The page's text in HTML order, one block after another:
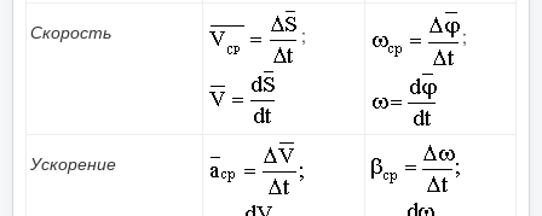
Скорость
; ;
Ускорение